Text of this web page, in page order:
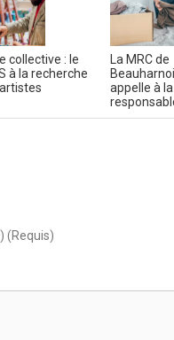
collective : le
à la recherche
La MRC de
appelle à
(Requis)